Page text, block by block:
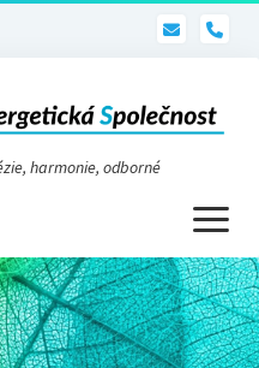
harmonie, odborné
otevřít
menu